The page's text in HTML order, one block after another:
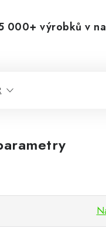
000+ výrobků v